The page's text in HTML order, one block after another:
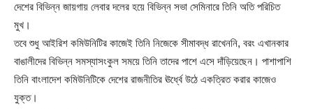
দেশের বিভিন্ন জায়গায় লেবার দলের হয়ে বিভিন্ন সভা সেমিনারে তিনি অতি পরিচিত
মুখ।
তবে শুধু আইরিশ কমিউনিটির কাজেই তিনি নিজেকে সীমাবদ্ধ রাখেননি, বরং এখানকার
বাঙালীদের বিভিন্ন সমস্যাসংকুল সময়ে তিনি তাদের পাশে এসে দাঁড়িয়েছেন। পাশাপাশি
তিনি বাংলাদেশ কমিউনিটিকে দেশের রাজনীতির ঊর্ধ্বে উঠে একত্রিত করার কাজেও
যুক্ত।